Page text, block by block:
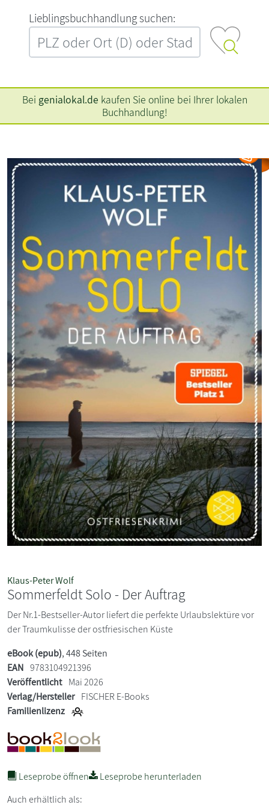
L‍i‍e‍b‍l‍i‍n‍g‍s‍b‍u‍c‍h‍h‍a‍n‍d‍l‍u‍n‍g‍ ‍s‍u‍c‍h‍e‍n‍:‍
Bei genialokal.de kaufen Sie online bei Ihrer lokalen
Buchhandlung!
Klaus-Peter Wolf
Sommerfeldt Solo - Der Auftrag
Der Nr.1-Bestseller-Autor liefert die perfekte Urlaubslektüre vor
der Traumkulisse der ostfriesischen Küste
eBook (epub), 448 Seiten
EAN 9783104921396
Veröffentlicht Mai 2026
Verlag/Hersteller FISCHER E-Books
Familienlizenz
Leseprobe öffnen
Leseprobe herunterladen
Auch erhältlich als: